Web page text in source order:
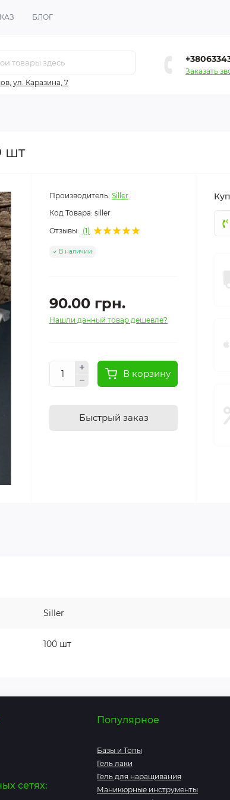
БЛОГ
ул. Каразина, 7
Заказать
шт
Производитель: Siller
Код Товара: siller
Отзывы: (1)
В наличии
90.00 грн.
Нашли данный товар дешевле?
В корзину
Быстрый заказ
Siller
100 шт
сетях:
Популярное
Базы и Топы
Гель лаки
Гель для наращивания
Маникюрные инструменты